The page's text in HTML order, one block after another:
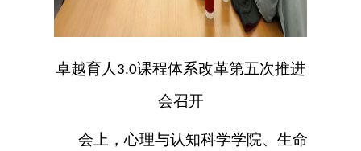
卓越育人 3.0课程体系改革第五次推进
会召开
会上，心理与认知科学学院、生命